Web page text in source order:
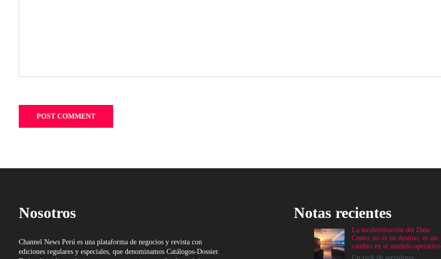
Nosotros
Channel News Perú es una plataforma de negocios y revista con
ediciones regulares y especiales, que denominamos Catálogos-Dossier.
Notas recientes
La modernización del Data
Center no es un destino, es un
cambio en el modelo operativo